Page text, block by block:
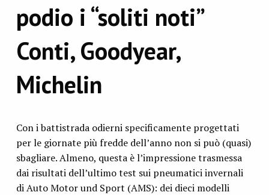
podio i “soliti noti”
Conti, Goodyear,
Michelin
Con i battistrada odierni specificamente progettati
per le giornate più fredde dell’anno non si può (quasi)
sbagliare. Almeno, questa è l’impressione trasmessa
dai risultati dell’ultimo test sui pneumatici invernali
di Auto Motor und Sport (AMS): dei dieci modelli